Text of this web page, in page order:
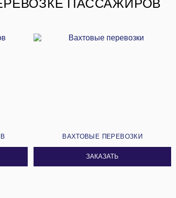
ПАССАЖИРОВ
ВАХТОВЫЕ ПЕРЕВОЗКИ
ЗАКАЗАТЬ